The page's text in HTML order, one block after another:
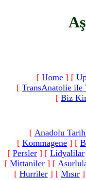
[ Home ] [
[ TransAnatolie ile
[ Biz
[ Anadolu
[ Kommagene ] [
[ Persler ] [ Lidyalilar
[ Mittaniler ] [
[ Hurriler ] [ Mısır ]